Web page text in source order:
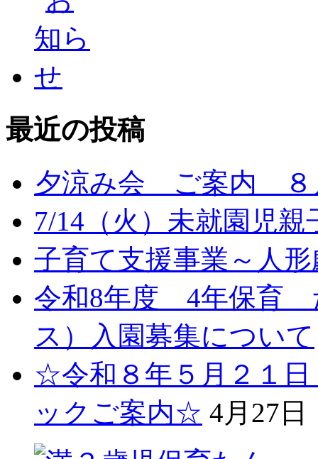
最近の投稿
夕涼み会 ご案内 ８
7/14（火）未就園児
子育て支援事業～人
令和8年度 4年保育
ス）入園募集について
☆令和８年５月２１
ックご案内☆ 4月27日